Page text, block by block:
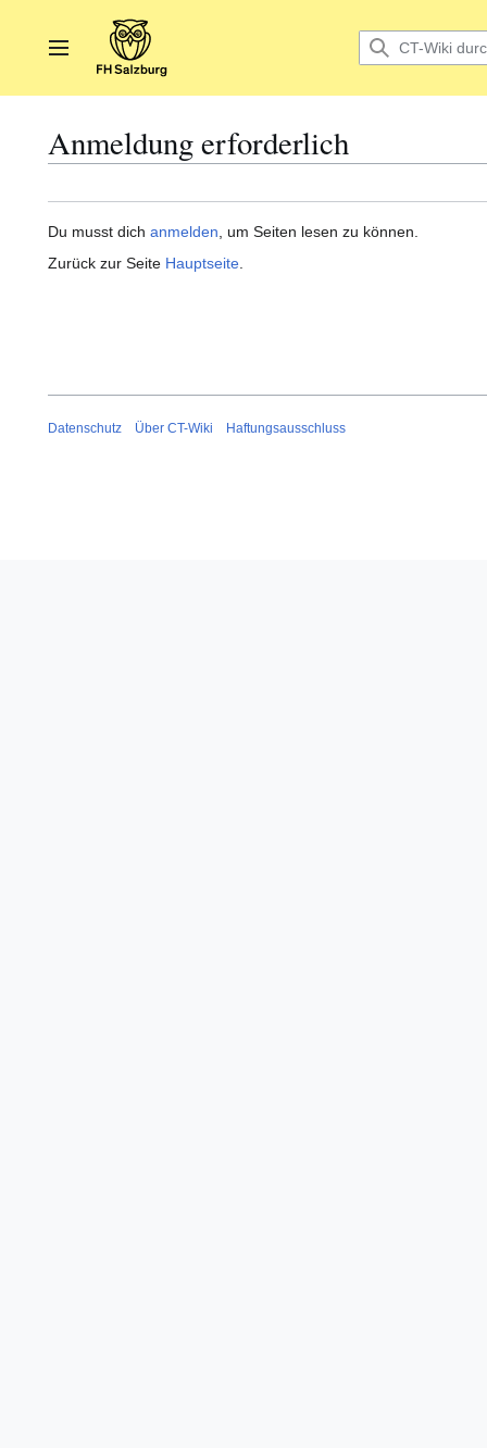
springenHauptmenü
Anmeldung erforderlich
Du musst dich anmelden , um Seiten lesen zu können.
Zurück zur Seite Hauptseite
Datenschutz Über CT-Wiki Haftungsausschluss